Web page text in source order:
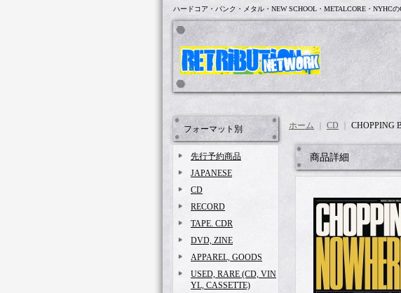
ハードコア・パンク・メタル・NEW SCHOOL・METALCORE・NYHC
フォーマット別
先行予約商品
JAPANESE
CD
RECORD
TAPE. CDR
DVD, ZINE
APPAREL, GOODS
USED, RARE (CD, VIN
YL, CASSETTE)
ホーム CD CHOPPING
商品詳細